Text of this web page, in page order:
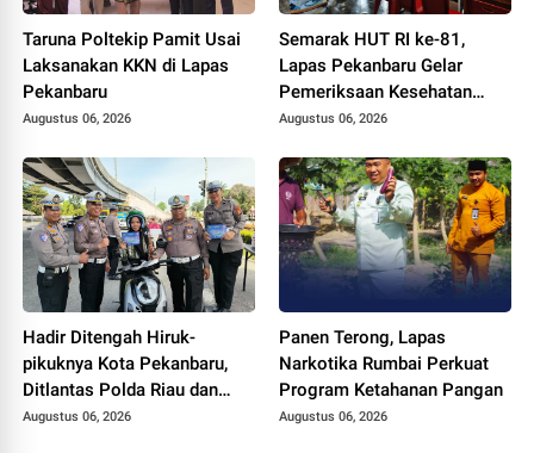
Taruna Poltekip Pamit Usai
Laksanakan KKN di Lapas
Pekanbaru
Augustus 06, 2026
Semarak HUT RI ke-81,
Lapas Pekanbaru Gelar
Pemeriksaan Kesehatan
Gratis untuk Warga Binaan
Augustus 06, 2026
Hadir Ditengah Hiruk-
pikuknya Kota Pekanbaru,
Ditlantas Polda Riau dan
Polantas KARIB Kobarkan
Augustus 06, 2026
Panen Terong, Lapas
Narkotika Rumbai Perkuat
Program Ketahanan Pangan
Augustus 06, 2026